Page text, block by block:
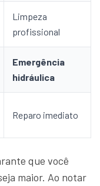
Limpeza
profissional
Emergência
hidráulica
Reparo imediato
que você
maior. Ao notar